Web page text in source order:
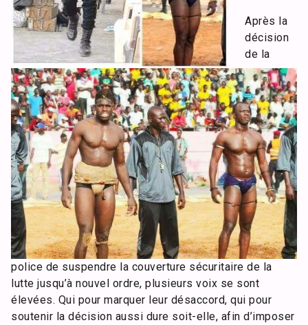
Après la
décision
de la
police de suspendre la couverture sécuritaire de la
lutte jusqu’à nouvel ordre, plusieurs voix se sont
élevées. Qui pour marquer leur désaccord, qui pour
soutenir la décision aussi dure soit-elle, afin d’imposer